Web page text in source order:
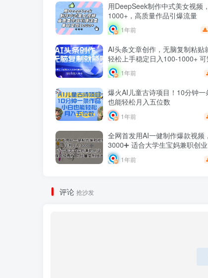
用DeepSeek制作中式美女视频
1000+，高质量作品引爆流量
1年前
AI头条文章创作，无脑复制粘贴
轻松上
1年前
爆火AI儿童古诗项目！10分钟一
也能轻松月入五位数
1年前
全网首发用AI一健制作爆款视频
3000➕ 适合大学生宝妈兼职创
可批量复制放大
1年前
评论 抢沙发